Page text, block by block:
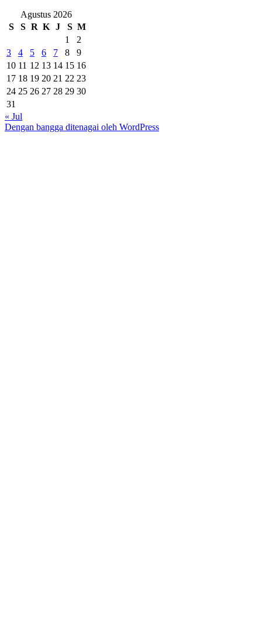
Agustus 2026
S
S R K J S M
1
2
3
4 5 6 7 8
9
10 11 12 13 14 15 16
17 18 19 20 21 22 23
24 25 26 27 28 29 30
31
« Jul
Dengan bangga ditenagai oleh WordPress